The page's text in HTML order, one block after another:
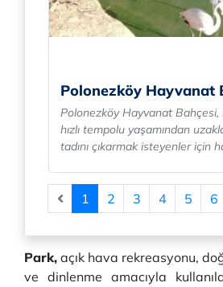
Polonezköy Hayvanat
Polonezköy Hayvanat
hızlı tempolu yaşamından
tadını çıkarmak isteyenler için
1 2 3 4 5 6
Park, açık hava rekreasyonu,
ve dinlenme amacıyla